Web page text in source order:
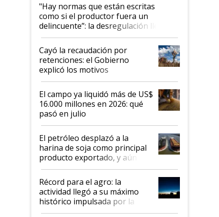
"Hay normas que están escritas
como si el productor fuera un
delincuente”: la desregulación llegó
al Congreso Aapresid y hasta se
habló del financiamiento al IPCVA
Cayó la recaudación por
retenciones: el Gobierno
explicó los motivos
El campo ya liquidó más de US$
16.000 millones en 2026: qué
pasó en julio
El petróleo desplazó a la
harina de soja como principal
producto exportado, y aún así
el agro aportó casi seis de cada
diez dólares y sostuvo el
liderazgo en un semestre
récord
Récord para el agro: la
actividad llegó a su máximo
histórico impulsada por la
cosecha y las exportaciones